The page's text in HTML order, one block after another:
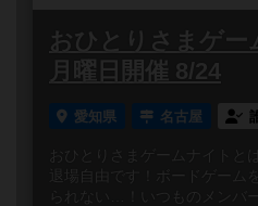
おひとりさまゲ
月曜日開催 8/24
愛知県 名古屋
おひとりさまゲームナイトと
退場自由です！ボードゲーム
られない…！いつものメンバ